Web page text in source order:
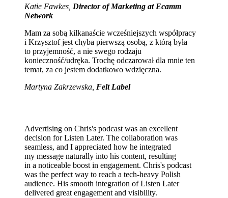
Katie Fawkes, Director of Marketing at Ecamm
Network
Mam za sobą kilkanaście wcześniejszych współpracy
i Krzysztof jest chyba pierwszą osobą, z którą była
to przyjemność, a nie swego rodzaju
konieczność/udręka. Trochę odczarował dla mnie ten
temat, za co jestem dodatkowo wdzięczna.
Martyna Zakrzewska, Felt Label
Advertising on Chris's podcast was an excellent
decision for Listen Later. The collaboration was
seamless, and I appreciated how he integrated
my message naturally into his content, resulting
in a noticeable boost in engagement. Chris's podcast
was the perfect way to reach a tech-heavy Polish
audience. His smooth integration of Listen Later
delivered great engagement and visibility.